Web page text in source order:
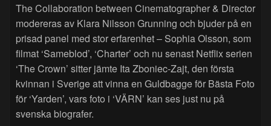
The Collaboration between Cinematographer & Director
modereras av Klara Nilsson Grunning och bjuder på en
prisad panel med stor erfarenhet – Sophia Olsson, som
filmat ‘Sameblod’, ‘Charter’ och nu senast Netflix serien
‘The Crown’ sitter jämte Ita Zboniec-Zajt, den första
kvinnan i Sverige att vinna en Guldbagge för Bästa Foto
för ‘Yarden’, vars foto i ‘VÄRN’ kan ses just nu på
svenska biografer.